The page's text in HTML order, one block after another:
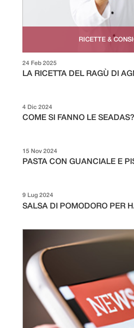
RICETTE &
LA RICETTA DEL RAGÙ DI
24 Feb 2025
COME SI FANNO LE SEADAS?
4 Dic 2024
PASTA CON GUANCIALE E
15 Nov 2024
SALSA DI POMODORO PER
9 Lug 2024